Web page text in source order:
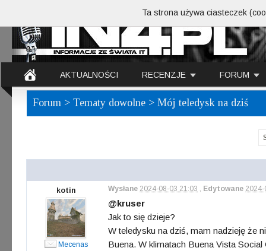
AKTUALNOŚCI RECENZJE FORUM
Forum > Tematy dowolne > Mój teledysk na dziś
kotin
Mecenas
Wysłane 2024-08-03 21:03 , Edytowane
@kruser
Jak to się dzieje?
W teledysku na dziś, mam nadzieję że
Buena. W klimatach Buena Vista
Ta strona używa ciasteczek